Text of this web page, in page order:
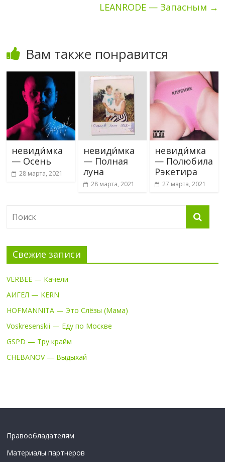
LEANRODE — Запасным →
Вам также понравится
невиди́мка
— Осень
28 марта, 2021
невиди́мка
— Полная
луна
28 марта, 2021
невиди́мка
— Полюбила
Рэкетира
27 марта, 2021
Свежие записи
VERBEE — Качели
АИГЕЛ — KERN
HOFMANNITA — Это Слёзы (Мама)
Voskresenskii — Еду по Москве
GSPD — Тру крайм
CHEBANOV — Выдыхай
Правообладателям
Материалы партнеров